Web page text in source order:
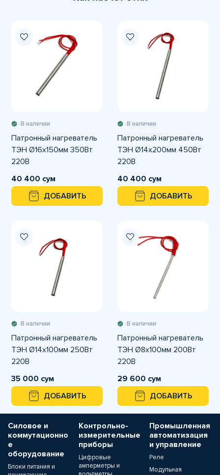
В наличии
Патронный нагреватель
ТЭН Ø16х150мм 350Вт
220В
40 400 сум
ДОБАВИТЬ
В наличии
Патронный нагреватель
ТЭН Ø14х200мм 450Вт
220В
40 400 сум
ДОБАВИТЬ
В наличии
Патронный нагреватель
ТЭН Ø14х100мм 250Вт
220В
35 000 сум
ДОБАВИТЬ
В наличии
Патронный нагреватель
ТЭН Ø8х100мм 200Вт
220В
29 600 сум
ДОБАВИТЬ
Силовое и
коммутационно
е
оборудование
Блоки питания и
Контрольно-
измерительные
приборы
Цифровые
амперметры и
Промышленная
автоматизация
и управление
Реле
Модульная